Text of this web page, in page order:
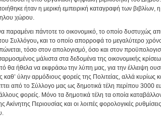
ήταν η μερική εμπειρική καταγραφή των βιβλίων,
χώρου.
παραμένει πάντοτε το οικονομικό, το οποίο δυστυχώς
Συλλόγου, και το οποίο απορροφά το μεγαλύτερο
τόσο στον απολογισμό, όσο και στον
μάλιστα στα δεδομένα της οικονομικής
θα ήθελα να εκφράσω την λύπη μας, για την έλλειψη
ύλην αρμόδιους φορείς της Πολιτείας, αλλά κυρίως
από το Σύλλογο μας ως δημοτικά τέλη περίπου 3000
φορείς. Μόνο τα δημοτικά τέλη τα οποία
Περιουσίας και οι λοιπές φορολογικές